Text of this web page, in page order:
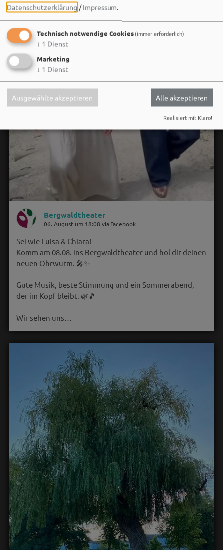
Bergwaldtheater
06. August um 18:08 via Facebook
Sei wie Luisa & Chiara!
Komm am 08.08. ins Bergwaldtheater und hol dir deinen
neuen Ohrwurm. 🎤✨
Gute Musik, beste Stimmung und ein Sommerabend,
der im Kopf bleibt. 🌿🎵
Wir sehen uns…
Datenschutzerklärung /Impressum.
Technisch notwendige Cookies(immer erforderlich)
↓ 1 Dienst
Marketing
↓ 1 Dienst
Ausgewählte akzeptieren Alle akzeptieren
Realisiert mit Klaro!